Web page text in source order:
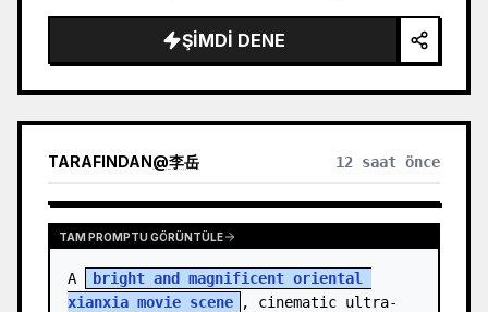
ŞIMDI DENE
TARAFINDAN@李岳 12 saat önce
TAM PROMPTU GÖRÜNTÜLE
A
bright and magnificent oriental
xianxia movie scene
, cinematic ultra-